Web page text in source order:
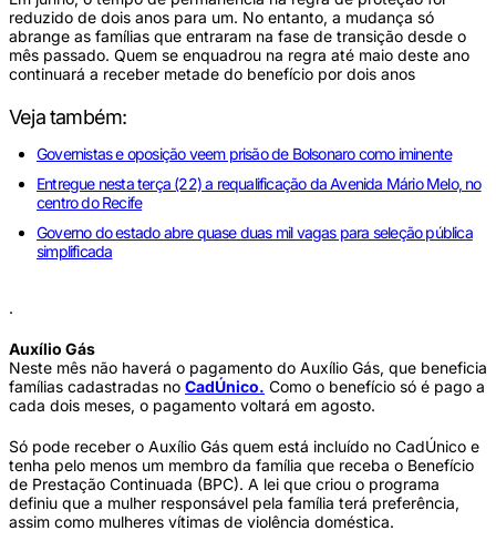
reduzido de dois anos para um. No entanto, a mudança só
abrange as famílias que entraram na fase de transição desde o
mês passado. Quem se enquadrou na regra até maio deste ano
continuará a receber metade do benefício por dois anos
Veja também:
Governistas e oposição veem prisão de Bolsonaro como iminente
Entregue nesta terça (22) a requalificação da Avenida Mário Melo, no
centro do Recife
Governo do estado abre quase duas mil vagas para seleção pública
simplificada
.
Auxílio Gás
Neste mês não haverá o pagamento do Auxílio Gás, que beneficia
famílias cadastradas no CadÚnico. Como o benefício só é pago a
cada dois meses, o pagamento voltará em agosto.
Só pode receber o Auxílio Gás quem está incluído no CadÚnico e
tenha pelo menos um membro da família que receba o Benefício
de Prestação Continuada (BPC). A lei que criou o programa
definiu que a mulher responsável pela família terá preferência,
assim como mulheres vítimas de violência doméstica.